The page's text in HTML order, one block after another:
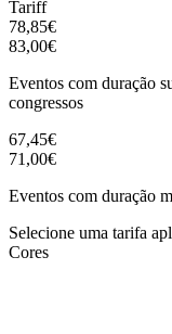
Tariff
78,85€
83,00€
Eventos com duração
congressos
67,45€
71,00€
Eventos com duração
Selecione uma tarifa
Cores